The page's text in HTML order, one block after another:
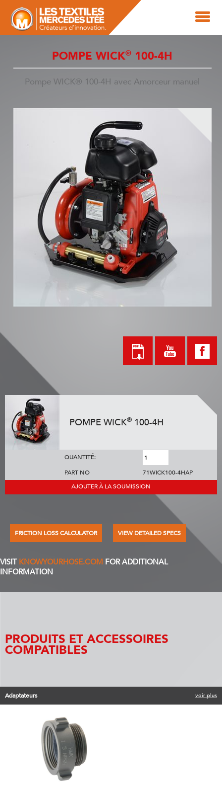
POMPE WICK® 100-4H
Pompe WICK® 100-4H avec Amorceur manuel
POMPE WICK® 100-4H
QUANTITÉ:
PART NO
71WICK100-4HAP
AJOUTER À LA SOUMISSION
FRICTION LOSS CALCULATOR VIEW DETAILED SPECS
VISIT KNOWYOURHOSE.COM FOR ADDITIONAL
INFORMATION
PRODUITS ET ACCESSOIRES
COMPATIBLES
Adaptateurs voir plus